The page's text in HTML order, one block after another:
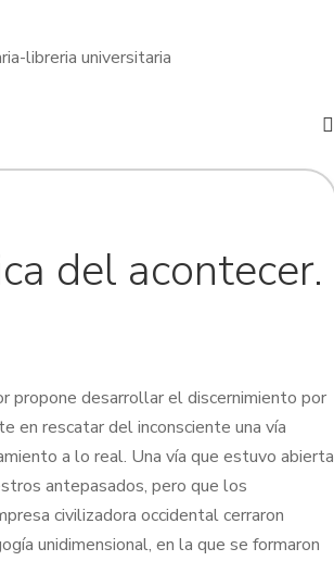
del acontecer.
propone desarrollar el discernimiento por
en rescatar del inconsciente una vía
a lo real. Una vía que estuvo abierta
antepasados, pero que los
civilizadora occidental cerraron
unidimensional, en la que se formaron